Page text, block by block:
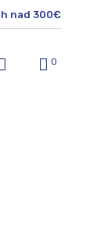
nad 300€
0